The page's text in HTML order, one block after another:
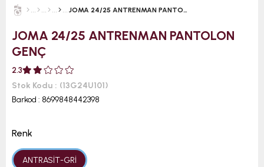
JOMA 24/25 ANTRENMAN PANTOLON GENÇ
JOMA 24/25 ANTRENMAN PANTOLON
GENÇ
2.3
Stok Kodu
(13G24U101)
Barkod : 8699848442398
Renk
ANTRASİT-GRİ